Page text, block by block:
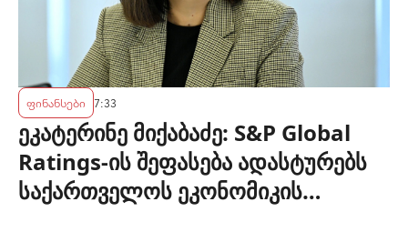
ფინანსები 7:33
ეკატერინე მიქაბაძე: S&P Global
Ratings-ის შეფასება ადასტურებს
საქართველოს ეკონომიკის